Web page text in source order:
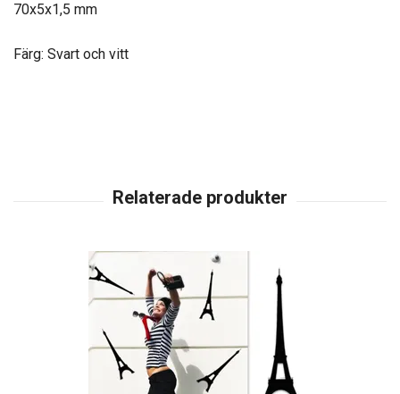
70x5x1,5 mm
Färg: Svart och vitt